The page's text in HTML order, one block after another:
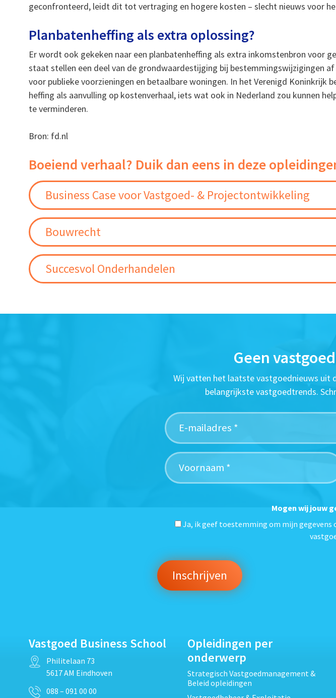
geconfronteerd, leidt dit tot vertraging en hogere kosten – slecht nieuws voor
Planbatenheffing als extra oplossing?
Er wordt ook gekeken naar een planbatenheffing als extra inkomstenbron voor
staat stellen een deel van de grondwaardestijging bij bestemmingswijzigingen
voor publieke voorzieningen en betaalbare woningen. In het Verenigd Koninkrijk
heffing als aanvulling op kostenverhaal, iets wat ook in Nederland zou kunnen
te verminderen.
Bron: fd.nl
Boeiend verhaal? Duik dan eens in deze
Business Case voor Vastgoed- & Projectontwikkeling
Bouwrecht
Succesvol Onderhandelen
Geen
Wij vatten het laatste vastgoednieuws uit
belangrijkste vastgoedtrends.
Mogen wij jouw
Ja, ik geef toestemming om mijn
Vastgoed Business School
Philitelaan 73
5617 AM Eindhoven
088 – 091 00 00
Opleidingen per
onderwerp
Strategisch Vastgoedmanagement &
Beleid opleidingen